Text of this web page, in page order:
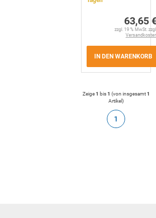
63,65
zzgl. 19 % MwSt.
IN DEN WARENKORB
Zeige1 bis1 (von insgesamt1
Artikel)
1